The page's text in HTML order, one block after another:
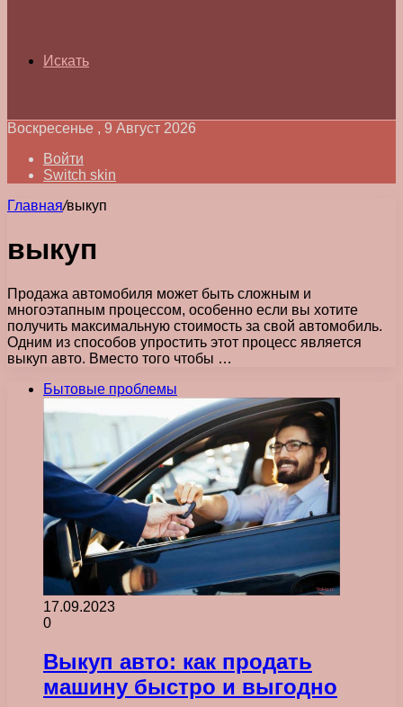
Искать
Воскресенье , 9 Август 2026
Войти
Switch skin
Главная/выкуп
выкуп
Продажа автомобиля может быть сложным и
многоэтапным процессом, особенно если вы хотите
получить максимальную стоимость за свой автомобиль.
Одним из способов упростить этот процесс является
выкуп авто. Вместо того чтобы …
Бытовые проблемы
17.09.2023
0
Выкуп авто: как продать
машину быстро и выгодно